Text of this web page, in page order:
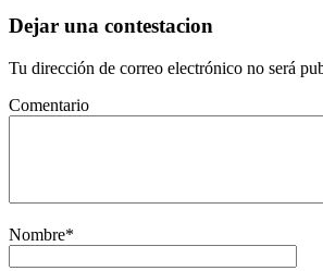
Dejar una contestacion
Tu dirección de correo electrónico no será
Comentario
Nombre*